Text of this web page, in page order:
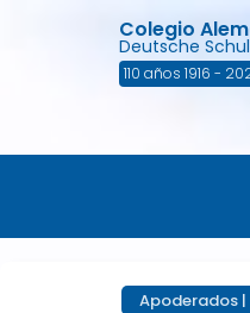
Colegio
Deutsche
110 años 1916 -
Apoderados |